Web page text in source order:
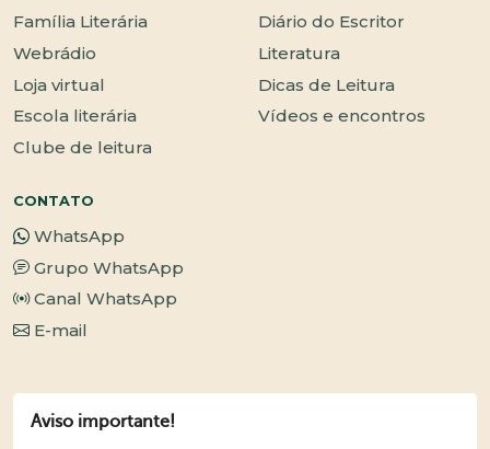
Família Literária
Webrádio
Loja virtual
Escola literária
Clube de leitura
Diário do Escritor
Literatura
Dicas de Leitura
Vídeos e encontros
CONTATO
WhatsApp
Grupo WhatsApp
Canal WhatsApp
E-mail
Aviso importante!